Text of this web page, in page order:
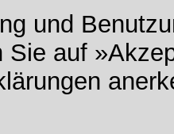
und
auf